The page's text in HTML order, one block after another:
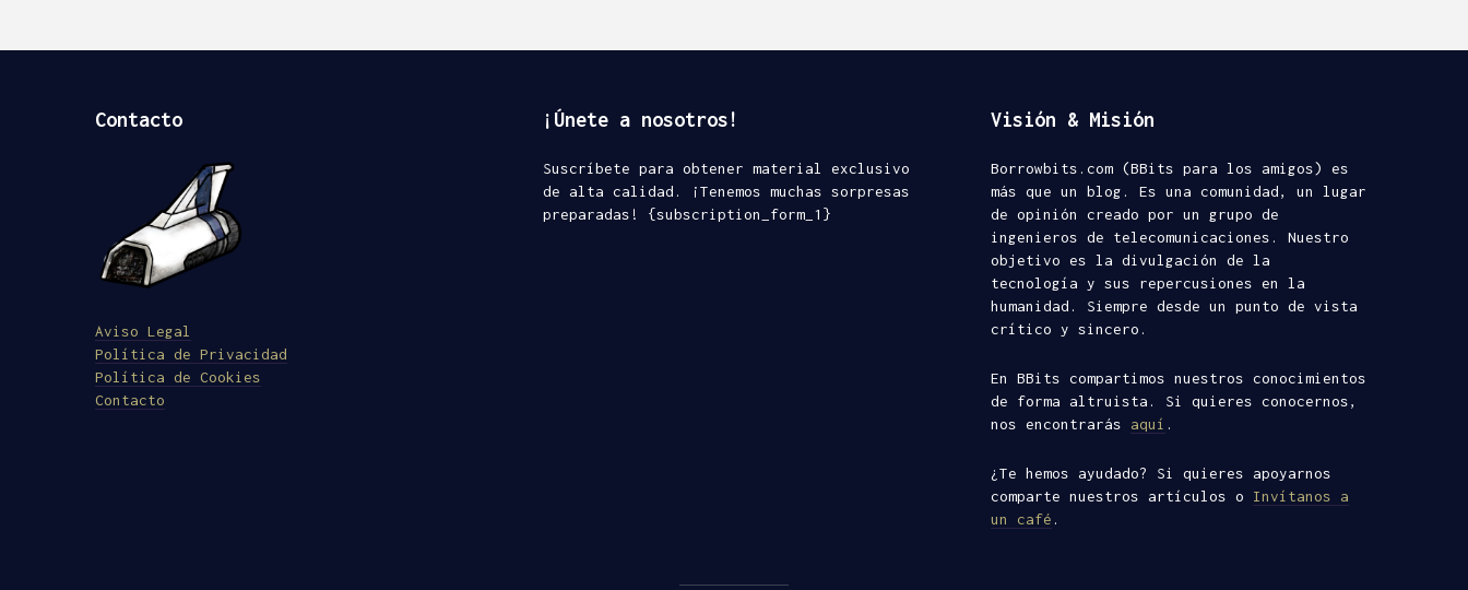
Contacto
Aviso Legal
Política de Privacidad
Política de Cookies
Contacto
¡Únete a nosotros!
Suscríbete para obtener material exclusivo
de alta calidad. ¡Tenemos muchas sorpresas
preparadas! {subscription_form_1}
Visión & Misión
Borrowbits.com (BBits para los amigos) es
más que un blog. Es una comunidad, un lugar
de opinión creado por un grupo de
ingenieros de telecomunicaciones. Nuestro
objetivo es la divulgación de la
tecnología y sus repercusiones en la
humanidad. Siempre desde un punto de vista
crítico y sincero.
En BBits compartimos nuestros conocimientos
de forma altruista. Si quieres conocernos,
nos encontrarás aquí .
¿Te hemos ayudado? Si quieres apoyarnos
comparte nuestros artículos o Invítanos a
un café .